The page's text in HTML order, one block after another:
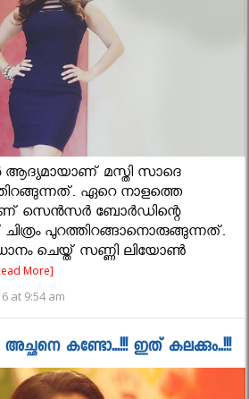
ആദ്യമായാണ് മസ്തി സാദെ
ഏറെ നാളത്തെ
സെന്‍സര്‍ ബോര്‍ഡിന്റെ
ചിത്രം പുറത്തിറങ്ങാനൊരുങ്ങുന്നത്.
ചെയ്ത് സണ്ണി ലിയോണ്‍
More]
at 9:54 am
കണ്ടോ...!!! ഇത് കലക്കും..!!!